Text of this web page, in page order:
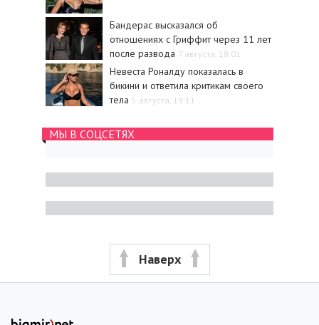
Бандерас высказался об
отношениях с Гриффит через 11 лет
после развода 7 августа, 18:01
Невеста Роналду показалась в
бикини и ответила критикам своего
тела 5 августа, 19:11
МЫ В СОЦСЕТЯХ
Наверх